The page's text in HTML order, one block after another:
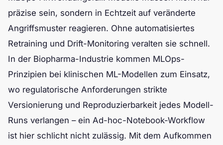
präzise sein, sondern in Echtzeit auf veränderte
Angriffsmuster reagieren. Ohne automatisiertes
Retraining und Drift-Monitoring veralten sie schnell.
In der Biopharma-Industrie kommen MLOps-
Prinzipien bei klinischen ML-Modellen zum Einsatz,
wo regulatorische Anforderungen strikte
Versionierung und Reproduzierbarkeit jedes Modell-
Runs verlangen – ein Ad-hoc-Notebook-Workflow
ist hier schlicht nicht zulässig. Mit dem Aufkommen